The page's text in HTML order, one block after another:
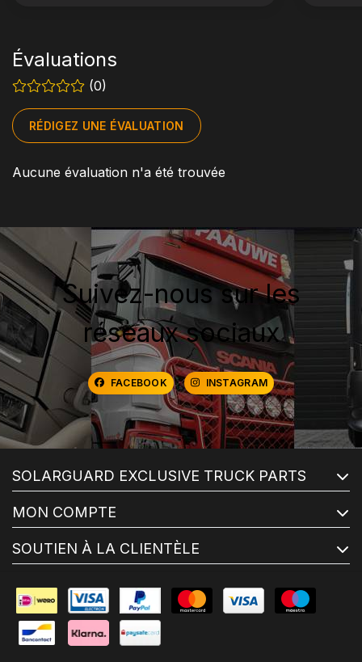
Évaluations
(0)
RÉDIGEZ UNE ÉVALUATION
Aucune évaluation n'a été trouvée
Suivez-nous sur les
réseaux sociaux
FACEBOOK INSTAGRAM
SOLARGUARD EXCLUSIVE TRUCK PARTS
MON COMPTE
SOUTIEN À LA CLIENTÈLE